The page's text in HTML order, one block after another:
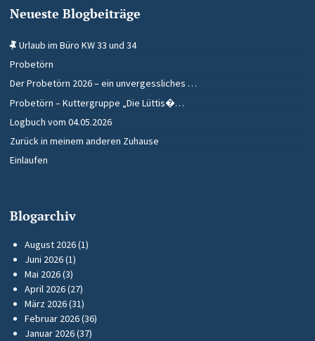
Neueste Blogbeiträge
Urlaub im Büro KW 33 und 34
Probetörn
Der Probetörn 2026 – ein unvergessliches …
Probetörn – Kuttergruppe „Die Lüttis�…
Logbuch vom 04.05.2026
Zurück in meinem anderen Zuhause
Einlaufen
Blogarchiv
August 2026(1)
Juni 2026(1)
Mai 2026(3)
April 2026(27)
März 2026(31)
Februar 2026(36)
Januar 2026(37)